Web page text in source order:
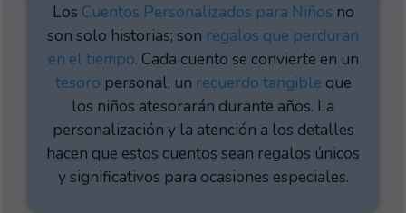
Los Cuentos Personalizados para Niños no
son solo historias; son regalos que perduran
en el tiempo. Cada cuento se convierte en un
tesoro personal, un recuerdo tangible que
los niños atesorarán durante años. La
personalización y la atención a los detalles
hacen que estos cuentos sean regalos únicos
y significativos para ocasiones especiales.